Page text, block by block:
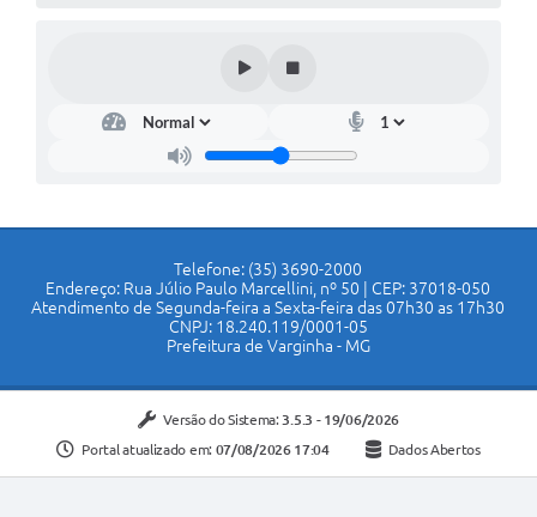
Telefone: (35) 3690-2000
Endereço: Rua Júlio Paulo Marcellini, nº 50 | CEP: 37018-050
Atendimento de Segunda-feira a Sexta-feira das 07h30 as 17h30
CNPJ: 18.240.119/0001-05
Prefeitura de Varginha - MG
Versão do Sistema: 3.5.3 - 19/06/2026
Portal atualizado em: 07/08/2026 17:04 Dados Abertos